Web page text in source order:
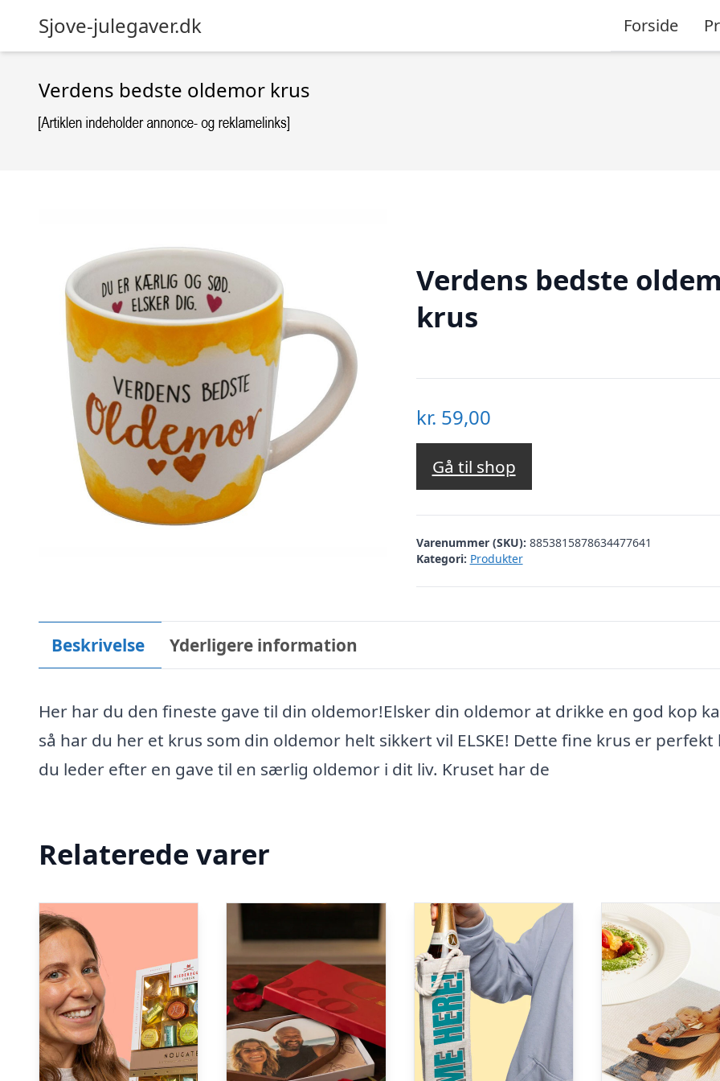
Sjove-julegaver.dk Forside
Verdens bedste oldemor krus
Verdens bedste
krus
kr. 59,00
Gå til shop
Varenummer (SKU): 8853815878634477641
Kategori: Produkter
Beskrivelse Yderligere information
Her har du den fineste gave til din oldemor!Elsker din oldemor at drikke en god kop
så har du her et krus som din oldemor helt sikkert vil ELSKE! Dette fine krus er perfekt
du leder efter en gave til en særlig oldemor i dit liv. Kruset har de
Relaterede varer